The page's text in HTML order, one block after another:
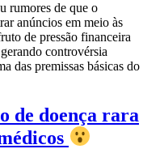
rumores de que o
anúncios em meio às
de pressão financeira
controvérsia
das premissas básicas do
de doença rara